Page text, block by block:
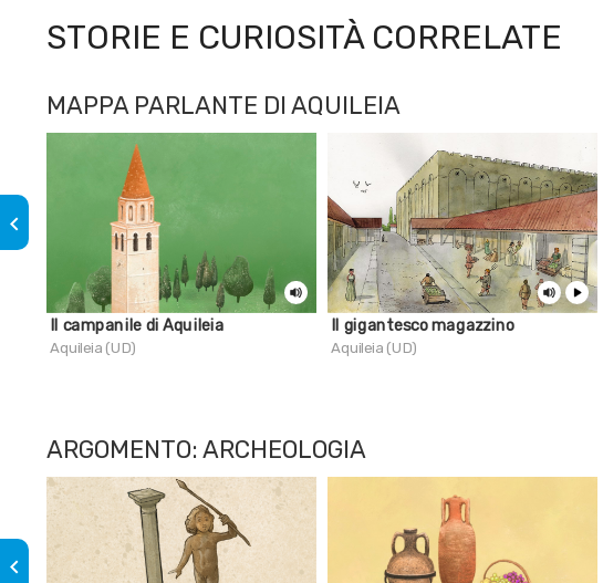
STORIE E CURIOSITÀ CORRELATE
MAPPA PARLANTE DI AQUILEIA
Il campanile di Aquileia
Aquileia (UD)
Il gigantesco magazzino
Aquileia (UD)
keyboard_arrow_left
ARGOMENTO: ARCHEOLOGIA
keyboard_arrow_left